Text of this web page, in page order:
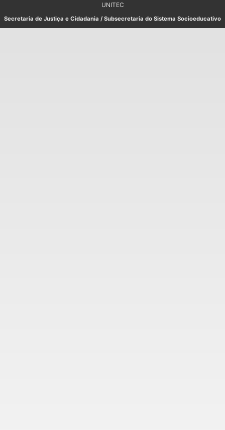
UNITEC
Secretaria de Justiça e Cidadania / Subsecretaria do Sistema Socioeducativo